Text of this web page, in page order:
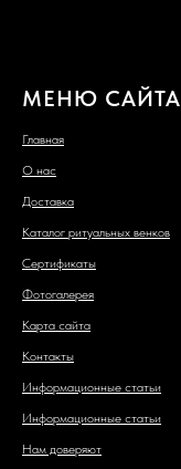
МЕНЮ САЙТА
Главная
О нас
Доставка
Каталог ритуальных венков
Сертификаты
Фотогалерея
Карта сайта
Контакты
Информационные статьи
Информационные статьи
Нам доверяют